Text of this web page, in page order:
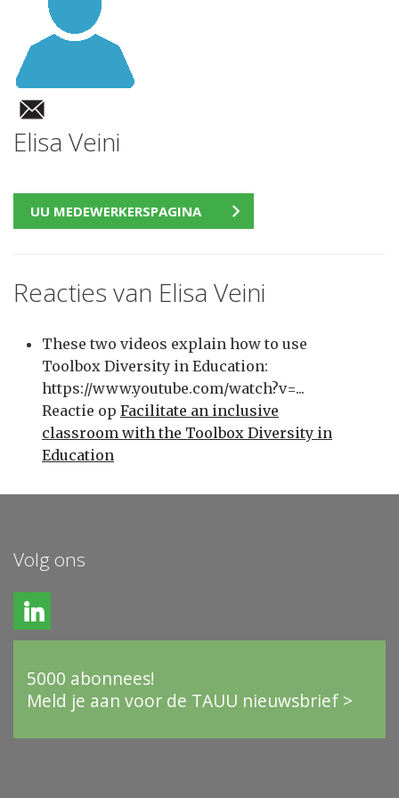
Elisa Veini
UU MEDEWERKERSPAGINA
Reacties van Elisa Veini
These two videos explain how to use
Toolbox Diversity in Education:
https://www.youtube.com/watch?v=...
Reactie op Facilitate an inclusive
classroom with the Toolbox Diversity in
Education
Volg ons
5000 abonnees!
Meld je aan voor de TAUU nieuwsbrief >